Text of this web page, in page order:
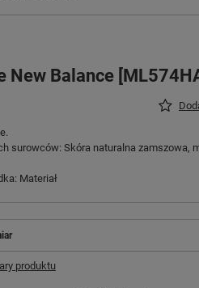
New Balance
surowców: Skóra naturalna zamszowa,
Materiał
produktu